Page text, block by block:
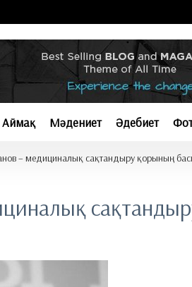
Аймақ Мәдениет Әдебиет
– медициналық сақтандыру қорының